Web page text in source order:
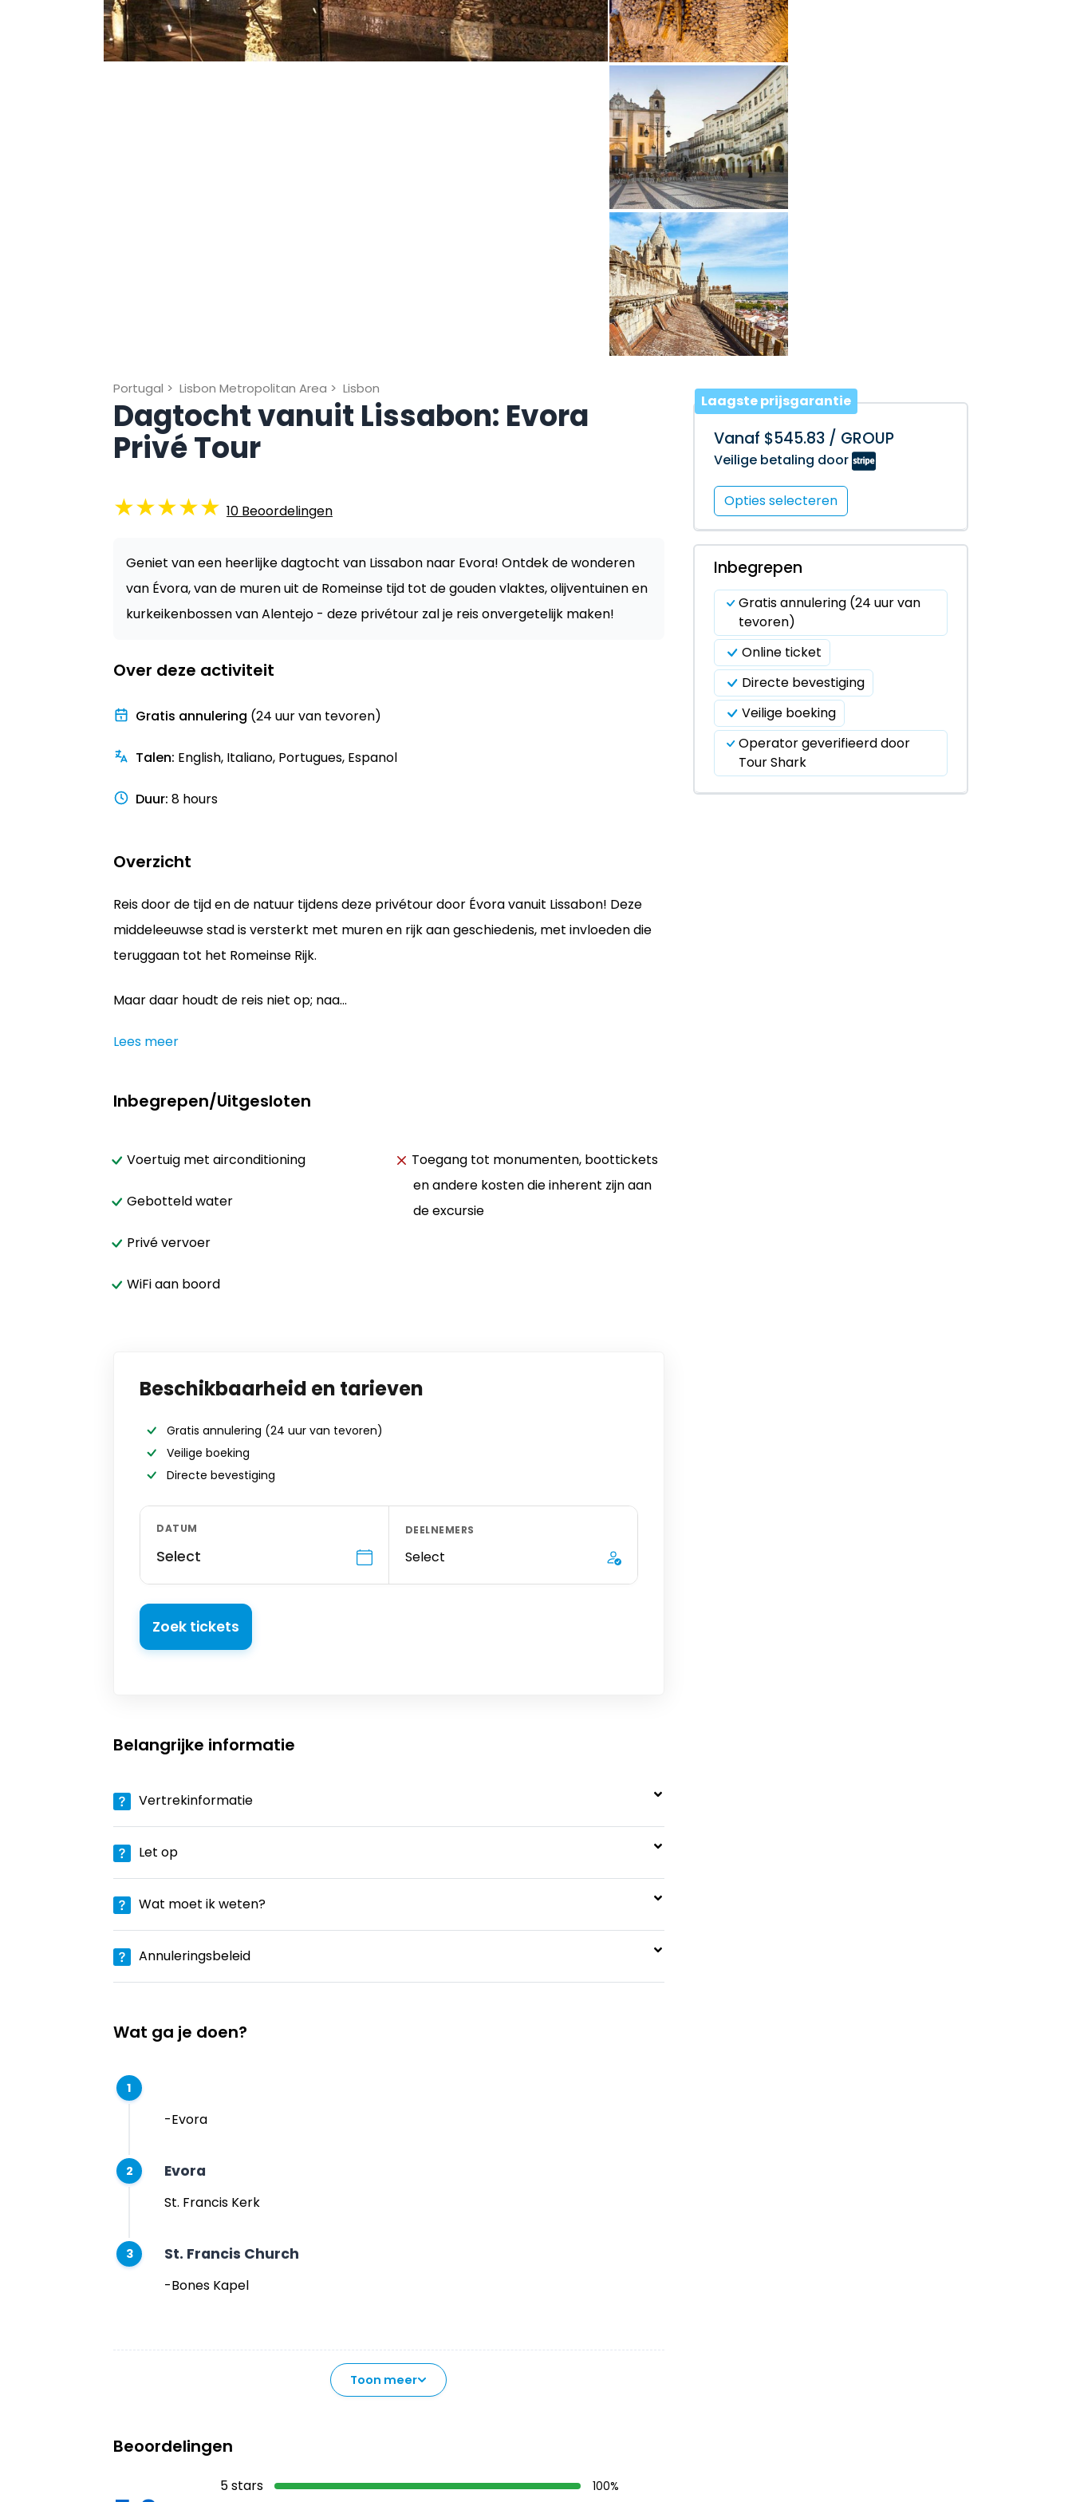
Portugal > Lisbon Metropolitan Area > Lisbon
Dagtocht vanuit Lissabon: Evora
Privé Tour
★★★★★ 10 Beoordelingen
Geniet van een heerlijke dagtocht van Lissabon naar Evora! Ontdek de wonderen
van Évora, van de muren uit de Romeinse tijd tot de gouden vlaktes, olijventuinen en
kurkeikenbossen van Alentejo - deze privétour zal je reis onvergetelijk maken!
Over deze activiteit
Gratis annulering (24 uur van tevoren)
Talen: English, Italiano, Portugues, Espanol
Duur: 8 hours
Overzicht
Reis door de tijd en de natuur tijdens deze privétour door Évora vanuit Lissabon! Deze
middeleeuwse stad is versterkt met muren en rijk aan geschiedenis, met invloeden die
teruggaan tot het Romeinse Rijk.
Maar daar houdt de reis niet op; naa...
Lees meer
Inbegrepen/Uitgesloten
Voertuig met airconditioning
Gebotteld water
Privé vervoer
WiFi aan boord
Toegang tot monumenten, boottickets
en andere kosten die inherent zijn aan
de excursie
Beschikbaarheid en tarieven
Gratis annulering (24 uur van tevoren)
Veilige boeking
Directe bevestiging
DATUM
Select
DEELNEMERS
Select
Zoek tickets
Belangrijke informatie
Vertrekinformatie
Let op
Wat moet ik weten?
Annuleringsbeleid
Wat ga je doen?
1
-Evora
2 Evora
St. Francis Kerk
3 St. Francis Church
-Bones Kapel
Toon meer
Beoordelingen
5stars 100%
Laagste prijsgarantie
Vanaf $545.83 / GROUP
Veilige betaling door
Opties selecteren
Inbegrepen
Gratis annulering (24 uur van
tevoren)
Online ticket
Directe bevestiging
Veilige boeking
Operator geverifieerd door
Tour Shark